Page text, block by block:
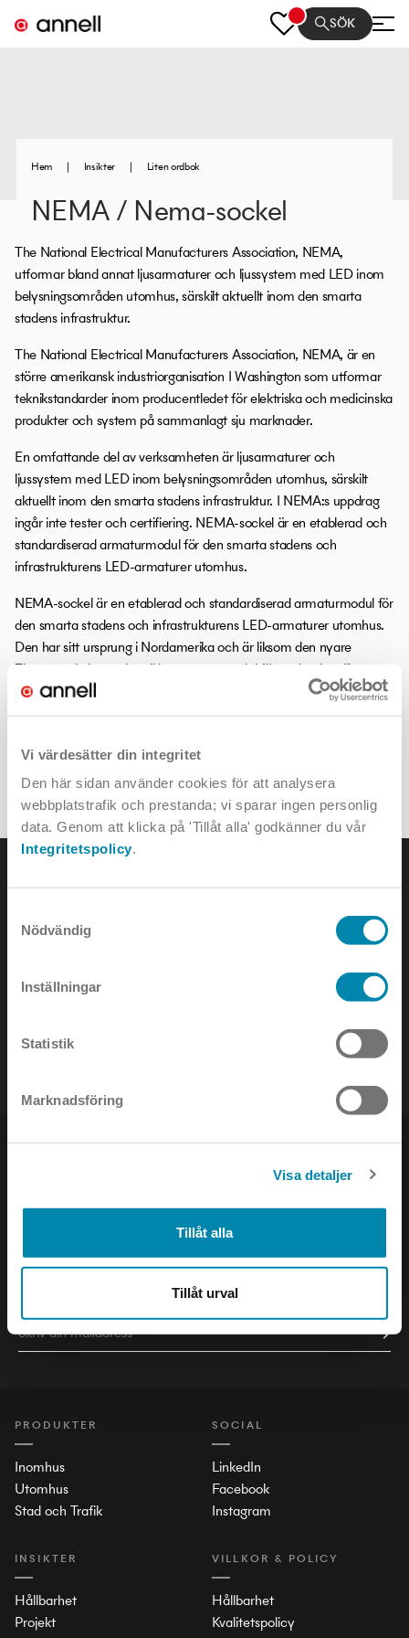
Vi värdesätter din integritet
Den här sidan använder cookies för att analysera
webbplatstrafik och prestanda; vi sparar ingen personlig
data. Genom att klicka på 'Tillåt alla' godkänner du vår
Integritetspolicy.
Nödvändig
Inställningar
Statistik
Marknadsföring
Visa detaljer
Tillåt alla
Tillåt urval
SÖK
Hem | Insikter | Liten ordbok
NEMA / Nema-sockel
The National Electrical Manufacturers Association, NEMA,
utformar bland annat ljusarmaturer och ljussystem med LED inom
belysningsområden utomhus, särskilt aktuellt inom den smarta
stadens infrastruktur.
The National Electrical Manufacturers Association, NEMA, är en
större amerikansk industriorganisation I Washington som utformar
teknikstandarder inom producentledet för elektriska och medicinska
produkter och system på sammanlagt sju marknader.
En omfattande del av verksamheten är ljusarmaturer och
ljussystem med LED inom belysningsområden utomhus, särskilt
aktuellt inom den smarta stadens infrastruktur. I NEMA:s uppdrag
ingår inte tester och certifiering. NEMA-sockel är en etablerad och
standardiserad armaturmodul för den smarta stadens och
infrastrukturens LED-armaturer utomhus.
NEMA-sockel är en etablerad och standardiserad armaturmodul för
den smarta stadens och infrastrukturens LED-armaturer utomhus.
Den har sitt ursprung i Nordamerika och är liksom den nyare
Zhaga-sockeln en aktuell komponentmodul för anslutning till
externa moduler, sensorer, nätverk och mjukvara.
även digital teknik inom IoT. Se även
LITEN ORDBOK
tel:08-442 90 00
PRODUKTER
Inomhus
Utomhus
Stad och Trafik
INSIKTER
Hållbarhet
Projekt
SOCIAL
LinkedIn
Facebook
Instagram
VILLKOR & POLICY
Hållbarhet
Kvalitetspolicy